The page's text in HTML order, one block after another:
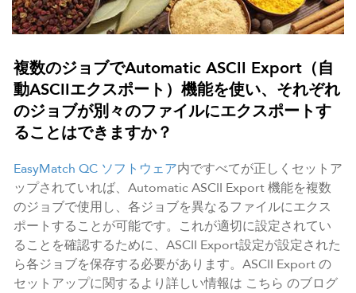
複数のジョブでAutomatic ASCII Export（自
動ASCIIエクスポート）機能を使い、それぞれ
のジョブが別々のファイルにエクスポートす
ることはできますか？
EasyMatch QC ソフトウェア内ですべてが正しくセットア
ップされていれば、Automatic ASCII Export 機能を複数
のジョブで使用し、各ジョブを異なるファイルにエクス
ポートすることが可能です。これが適切に設定されてい
ることを確認するために、ASCII Export設定が設定された
ら各ジョブを保存する必要があります。ASCII Export の
セットアップに関するより詳しい情報は こちら のブログ